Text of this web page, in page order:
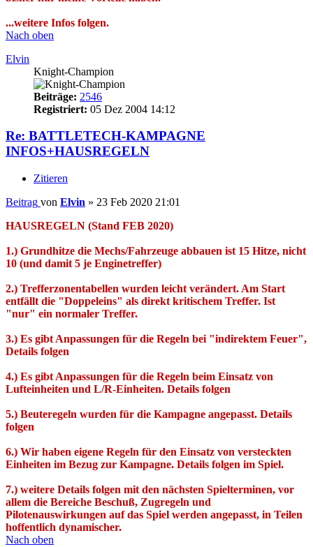
...weitere Infos folgen.
Nach oben
Elvin
Knight-Champion
Beiträge: 2546
Registriert: 05 Dez 2004 14:12
Re: BATTLETECH-KAMPAGNE
INFOS+HAUSREGELN
Zitieren
Beitrag von Elvin » 23 Feb 2020 21:01
HAUSREGELN (Stand FEB 2020)
1.) Grundhitze die Mechs/Fahrzeuge abbauen ist 15 Hitze, nicht
10 (und damit 5 je Enginetreffer)
2.) Trefferzonentabellen wurden leicht verändert. Am Start
entfällt die "Doppeleins" als direkt kritischem Treffer. Ist
"nur" ein normaler Treffer.
3.) Es gibt Anpassungen für die Regeln bei "indirektem Feuer",
Details folgen
4.) Es gibt Anpassungen für die Regeln beim Einsatz von
Lufteinheiten und L/R-Einheiten. Details folgen
5.) Beuteregeln wurden für die Kampagne angepasst. Details
folgen
6.) Wir haben eigene Regeln für den Einsatz von versteckten
Einheiten im Bezug zur Kampagne. Details folgen im Spiel.
7.) weitere Details folgen mit den nächsten Spielterminen, vor
allem die Bereiche Beschuß, Zugregeln und
Pilotenauswirkungen auf das Spiel werden angepasst, in Teilen
hoffentlich dynamischer.
Nach oben